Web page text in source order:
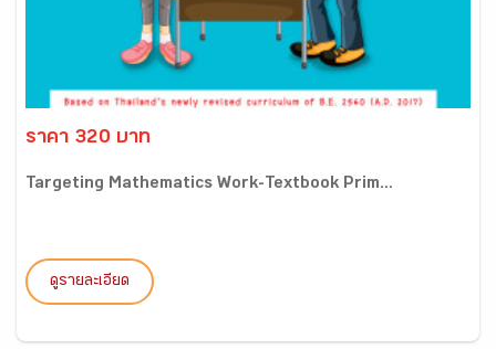
ราคา 320 บาท
Targeting Mathematics Work-Textbook Prim...
ดูรายละเอียด